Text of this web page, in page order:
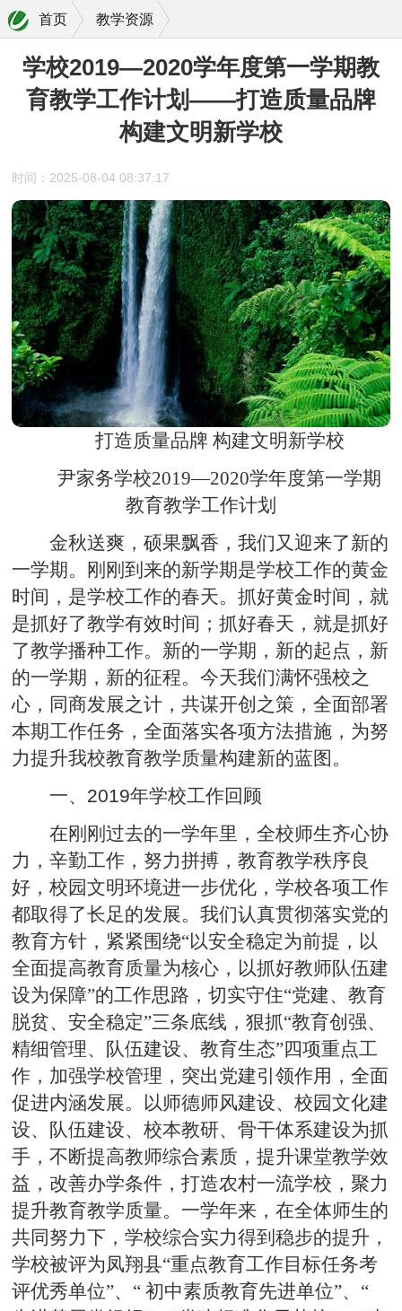
首页 教学资源
学校2019—2020学年度第一学期教
育教学工作计划——打造质量品牌
构建文明新学校
时间：2025-08-04 08:37:17
打造质量品牌 构建文明新学校
尹家务学校2019—2020学年度第一学期
教育教学工作计划
金秋送爽，硕果飘香，我们又迎来了新的
一学期。刚刚到来的新学期是学校工作的黄金
时间，是学校工作的春天。抓好黄金时间，就
是抓好了教学有效时间；抓好春天，就是抓好
了教学播种工作。新的一学期，新的起点，新
的一学期，新的征程。今天我们满怀强校之
心，同商发展之计，共谋开创之策，全面部署
本期工作任务，全面落实各项方法措施，为努
力提升我校教育教学质量构建新的蓝图。
一、2019年学校工作回顾
在刚刚过去的一学年里，全校师生齐心协
力，辛勤工作，努力拼搏，教育教学秩序良
好，校园文明环境进一步优化，学校各项工作
都取得了长足的发展。我们认真贯彻落实党的
教育方针，紧紧围绕“以安全稳定为前提，以
全面提高教育质量为核心，以抓好教师队伍建
设为保障”的工作思路，切实守住“党建、教育
脱贫、安全稳定”三条底线，狠抓“教育创强、
精细管理、队伍建设、教育生态”四项重点工
作，加强学校管理，突出党建引领作用，全面
促进内涵发展。以师德师风建设、校园文化建
设、队伍建设、校本教研、骨干体系建设为抓
手，不断提高教师综合素质，提升课堂教学效
益，改善办学条件，打造农村一流学校，聚力
提升教育教学质量。一学年来，在全体师生的
共同努力下，学校综合实力得到稳步的提升，
学校被评为凤翔县“重点教育工作目标任务考
评优秀单位”、“ 初中素质教育先进单位”、“